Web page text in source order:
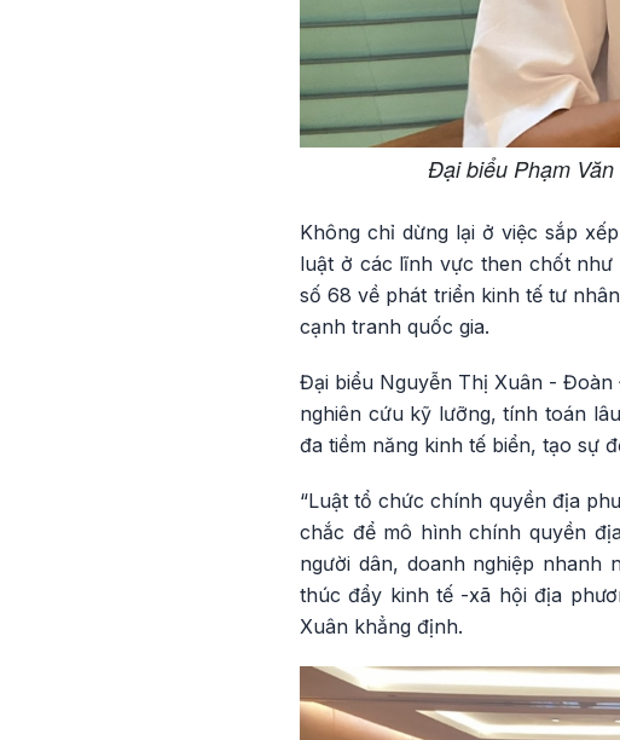
Đại biểu Phạm
Không chỉ dừng lại ở việc sắp
luật ở các lĩnh vực then chốt
số 68 về phát triển kinh tế tư
cạnh tranh quốc gia.
Đại biểu Nguyễn Thị Xuân -
nghiên cứu kỹ lưỡng, tính toán
đa tiềm năng kinh tế biển, tạo sự
“Luật tổ chức chính quyền địa
chắc để mô hình chính quyền
người dân, doanh nghiệp
thúc đẩy kinh tế -xã hội địa
Xuân khẳng định.